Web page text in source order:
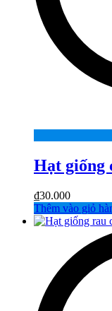
Hạt giống
₫30.000
Thêm vào giỏ